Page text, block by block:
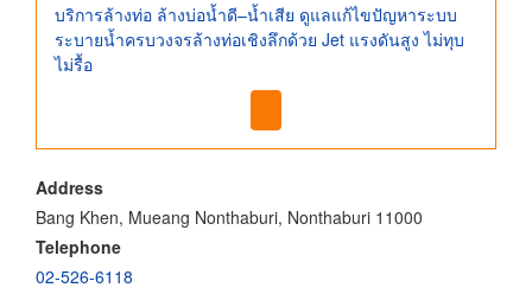
บริการล้างท่อ ล้างบ่อน้ำดี–น้ำเสีย ดูแลแก้ไขปัญหาระบบ
ระบายน้ำครบวงจรล้างท่อเชิงลึกด้วย Jet แรงดันสูง ไม่ทุบ
ไม่รื้อ
Address
Bang Khen, Mueang Nonthaburi, Nonthaburi 11000
Telephone
02-526-6118